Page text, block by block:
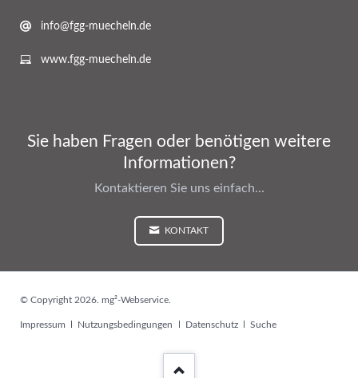
info@fgg-muecheln.de
www.fgg-muecheln.de
Sie haben Fragen oder benötigen weitere
Informationen?
Kontaktieren Sie uns einfach...
KONTAKT
© Copyright 2026. mg²-Webservice.
Navigation
Impressum Nutzungsbedingungen Datenschutz Suche